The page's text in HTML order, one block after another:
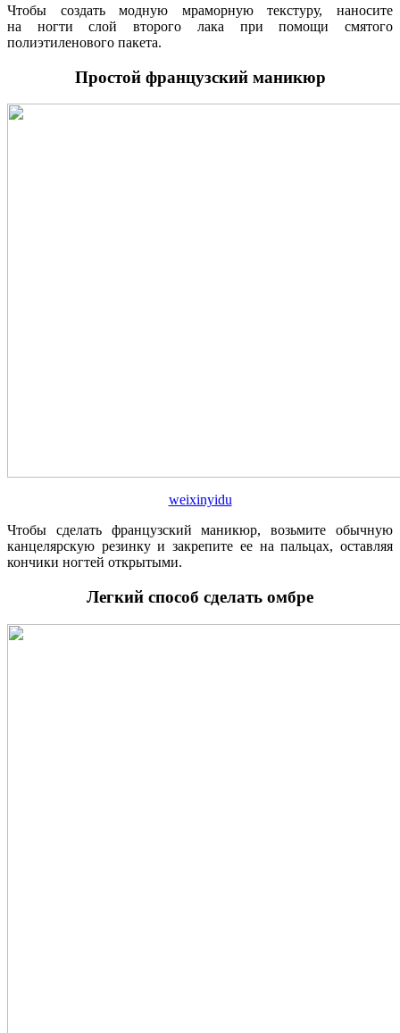
Чтобы создать модную мраморную текстуру, наносите
на ногти слой второго лака при помощи смятого
полиэтиленового пакета.
Простой французский маникюр
weixinyidu
Чтобы сделать французский маникюр, возьмите обычную
канцелярскую резинку и закрепите ее на пальцах, оставляя
кончики ногтей открытыми.
Легкий способ сделать омбре